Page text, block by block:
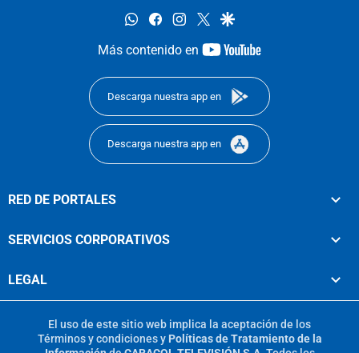
whatsappfacebookinstagram
twittergoogle
Más contenido en
youtube-
Descarga nuestra app en
Descarga nuestra app en
RED DE PORTALES
SERVICIOS CORPORATIVOS
LEGAL
El uso de este sitio web implica la aceptación de los
Términos y condicionesy Políticas de Tratamiento de la